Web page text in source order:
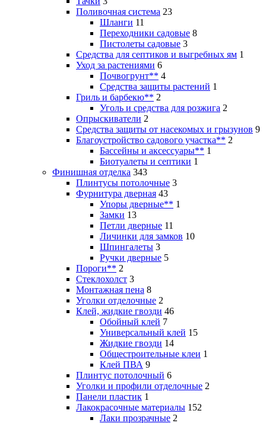
Поливочная система 23
Шланги 11
Переходники садовые 8
Пистолеты садовые 3
Средства для септиков и выгребных ям 1
Уход за растениями 6
Почвогрунт** 4
Средства защиты растений 1
Гриль и барбекю** 2
Уголь и средства для розжига 2
Опрыскиватели 2
Средства защиты от насекомых и грызунов 9
Благоустройство садового участка** 2
Бассейны и аксессуары** 1
Биотуалеты и септики 1
Финишная отделка 343
Плинтусы потолочные 3
Фурнитура дверная 43
Упоры дверные** 1
Замки 13
Петли дверные 11
Личинки для замков 10
Шпингалеты 3
Ручки дверные 5
Пороги** 2
Стеклохолст 3
Монтажная пена 8
Уголки отделочные 2
Клей, жидкие гвозди 46
Обойный клей 7
Универсальный клей 15
Жидкие гвозди 14
Общестроительные клеи 1
Клей ПВА 9
Плинтус потолочный 6
Уголки и профили отделочные 2
Панели пластик 1
Лакокрасочные материалы 152
Лаки прозрачные 2